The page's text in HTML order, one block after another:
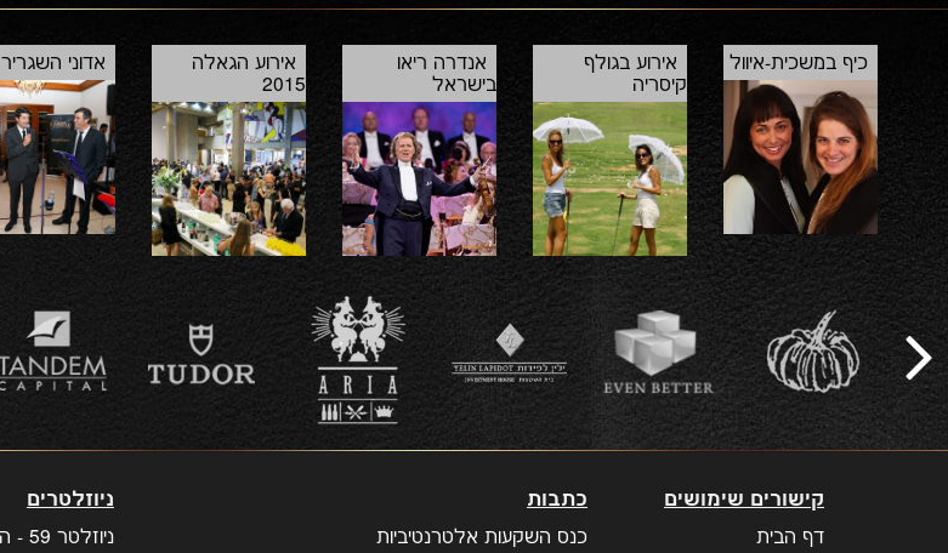
המלונאות בישראל.
אדוני השגריר
אירוע הגאלה
2015
אנדרה ריאו
בישראל
אירוע בגולף
קיסריה
כיף במשכית-איוול
קישורים שימושים
דף הבית
כתבות
כנס השקעות אלטרנטיביות
ניוזלטרים
ניוזלטר 59 - הזמנה לאירוע קאדילק